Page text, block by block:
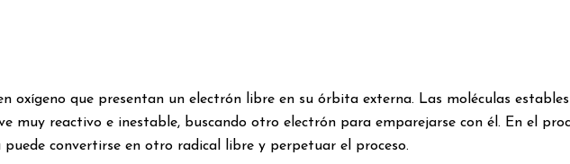
oxígeno que presentan un electrón libre en su órbita externa. Las moléculas
muy reactivo e inestable, buscando otro electrón para emparejarse con él. En el
convertirse en otro radical libre y perpetuar el proceso.